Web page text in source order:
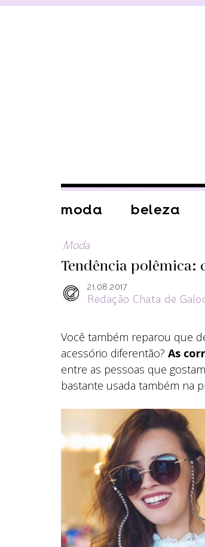
moda beleza
Moda
Tendência
21.08.2017
Redação Chata de
Você também reparou que
acessório diferentão? As
entre as pessoas que
bastante usada também na